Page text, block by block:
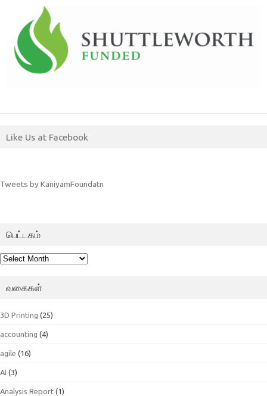
Like Us at Facebook
Tweets by KaniyamFoundatn
பெட்டகம்
பெட்டகம்
வகைகள்
3D Printing (25)
accounting (4)
agile (16)
AI (3)
Analysis Report (1)